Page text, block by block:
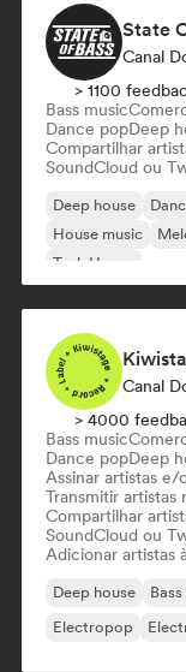
State
Canal
> 1100
Bass music
Dance popDeep
Compartilhar
SoundCloud ou
Deep house
House music
Tech House
> 4000
Bass music
Dance popDeep
Assinar artistas e/
Transmitir artistas
Compartilhar
SoundCloud ou
Adicionar artistas
Deep house
Electropop